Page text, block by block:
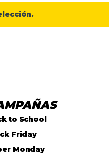
to School
Friday
Monday